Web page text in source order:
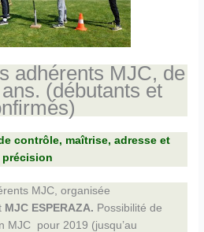
adhérents MJC, de
(débutants et
contrôle, maîtrise, adresse et
précision
MJC, organisée
MJC ESPERAZA. Possibilité de
MJC pour 2019 (jusqu’au